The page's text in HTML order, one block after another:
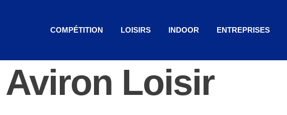
COMPÉTITION LOISIRS INDOOR ENTREPRISES
Aviron Loisir